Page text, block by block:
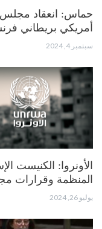
حماس: انعقاد مجلس
أمريكي بريطاني
سبتمبر 4, 2024
الأونروا: الكنيست
المنظمة وقرارات
يوليو 26, 2024